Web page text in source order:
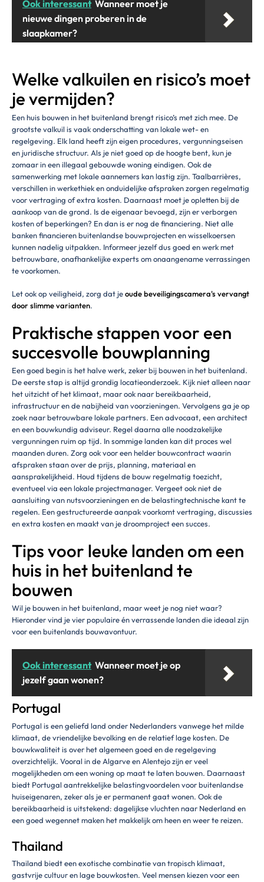
Ook interessant Wanneer moet je
nieuwe dingen proberen in de
slaapkamer?
Welke valkuilen en risico’s moet
je vermijden?
Een huis bouwen in het buitenland brengt risico’s met zich mee. De
grootste valkuil is vaak onderschatting van lokale wet- en
regelgeving. Elk land heeft zijn eigen procedures, vergunningseisen
en juridische structuur. Als je niet goed op de hoogte bent, kun je
zomaar in een illegaal gebouwde woning eindigen. Ook de
samenwerking met lokale aannemers kan lastig zijn. Taalbarrières,
verschillen in werkethiek en onduidelijke afspraken zorgen regelmatig
voor vertraging of extra kosten. Daarnaast moet je opletten bij de
aankoop van de grond. Is de eigenaar bevoegd, zijn er verborgen
kosten of beperkingen? En dan is er nog de financiering. Niet alle
banken financieren buitenlandse bouwprojecten en wisselkoersen
kunnen nadelig uitpakken. Informeer jezelf dus goed en werk met
betrouwbare, onafhankelijke experts om onaangename verrassingen
te voorkomen.
Let ook op veiligheid, zorg dat jeoude beveiligingscamera's vervangt
door slimme varianten.
Praktische stappen voor een
succesvolle bouwplanning
Een goed begin is het halve werk, zeker bij bouwen in het buitenland.
De eerste stap is altijd grondig locatieonderzoek. Kijk niet alleen naar
het uitzicht of het klimaat, maar ook naar bereikbaarheid,
infrastructuur en de nabijheid van voorzieningen. Vervolgens ga je op
zoek naar betrouwbare lokale partners. Een advocaat, een architect
en een bouwkundig adviseur. Regel daarna alle noodzakelijke
vergunningen ruim op tijd. In sommige landen kan dit proces wel
maanden duren. Zorg ook voor een helder bouwcontract waarin
afspraken staan over de prijs, planning, materiaal en
aansprakelijkheid. Houd tijdens de bouw regelmatig toezicht,
eventueel via een lokale projectmanager. Vergeet ook niet de
aansluiting van nutsvoorzieningen en de belastingtechnische kant te
regelen. Een gestructureerde aanpak voorkomt vertraging, discussies
en extra kosten en maakt van je droomproject een succes.
Tips voor leuke landen om een
huis in het buitenland te
bouwen
Wil je bouwen in het buitenland, maar weet je nog niet waar?
Hieronder vind je vier populaire én verrassende landen die ideaal zijn
voor een buitenlands bouwavontuur.
Ook interessant Wanneer moet je op
jezelf gaan wonen?
Portugal
Portugal is een geliefd land onder Nederlanders vanwege het milde
klimaat, de vriendelijke bevolking en de relatief lage kosten. De
bouwkwaliteit is over het algemeen goed en de regelgeving
overzichtelijk. Vooral in de Algarve en Alentejo zijn er veel
mogelijkheden om een woning op maat te laten bouwen. Daarnaast
biedt Portugal aantrekkelijke belastingvoordelen voor buitenlandse
huiseigenaren, zeker als je er permanent gaat wonen. Ook de
bereikbaarheid is uitstekend: dagelijkse vluchten naar Nederland en
een goed wegennet maken het makkelijk om heen en weer te reizen.
Thailand
Thailand biedt een exotische combinatie van tropisch klimaat,
gastvrije cultuur en lage bouwkosten. Veel mensen kiezen voor een